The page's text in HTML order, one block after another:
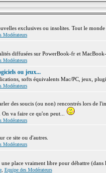
exclusives ou insolites. Tout le
Modérateurs
diffusées sur PowerBook-fr et
Modérateurs
ou jeux...
softs équivalents Mac/PC, jeux,
Modérateurs
des soucis (ou non) rencontrés lors de
va faire ce qu'on peut...
Modérateurs
ce site ou d'autres.
Modérateurs
place vraiment libre pour débattre (dans
, Equipe des Modérateurs